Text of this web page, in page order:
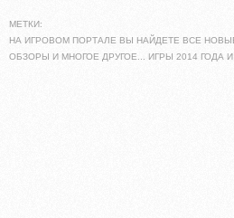
МЕТКИ:
НА ИГРОВОМ ПОРТАЛЕ ВЫ НАЙДЕТЕ ВСЕ
ОБЗОРЫ И МНОГОЕ ДРУГОЕ... ИГРЫ 2014 ГОДА